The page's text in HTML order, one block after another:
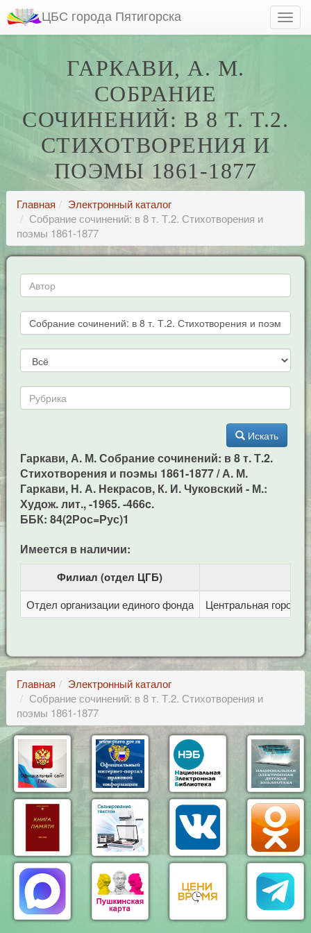
ЦБС города Пятигорска
ГАРКАВИ, А. М.
СОБРАНИЕ
СОЧИНЕНИЙ: В 8 Т. Т.2.
СТИХОТВОРЕНИЯ И
ПОЭМЫ 1861-1877
Главная
Электронный каталог
Собрание сочинений: в 8 т. Т.2. Стихотворения и
поэмы 1861-1877
Искать
Гаркави, А. М. Собрание сочинений: в 8 т. Т.2.
Стихотворения и поэмы 1861-1877 / А. М.
Гаркави, Н. А. Некрасов, К. И. Чуковский - М.:
Худож. лит., -1965. -466c.
ББК: 84(2Рос=Рус)1
Имеется в наличии:
Филиал (отдел ЦГБ)
Отдел организации единого фонда Центральная
Главная
Электронный каталог
Собрание сочинений: в 8 т. Т.2. Стихотворения и
поэмы 1861-1877